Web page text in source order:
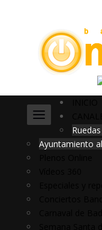
Ayuntamiento